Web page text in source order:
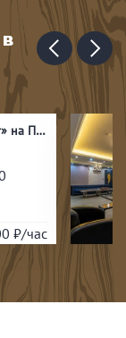
Сауна «Песчаный грот» на Пискарёвском
₽/час